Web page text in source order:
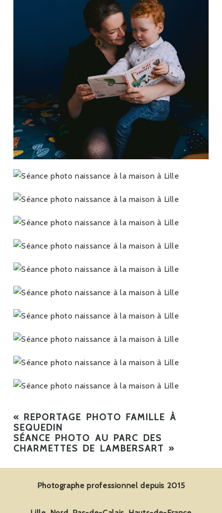
« REPORTAGE PHOTO FAMILLE À
SEQUEDIN
SÉANCE PHOTO AU PARC DES
CHARMETTES DE LAMBERSART »
Photographe professionnel depuis 2015